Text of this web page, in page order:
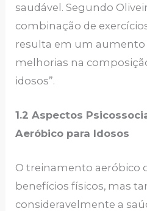
saudável. Segundo
combinação de
resulta em um aumento
melhorias na
idosos”.
1.2 Aspectos
Aeróbico para Idosos
O treinamento aeróbico
benefícios físicos, mas
consideravelmente a